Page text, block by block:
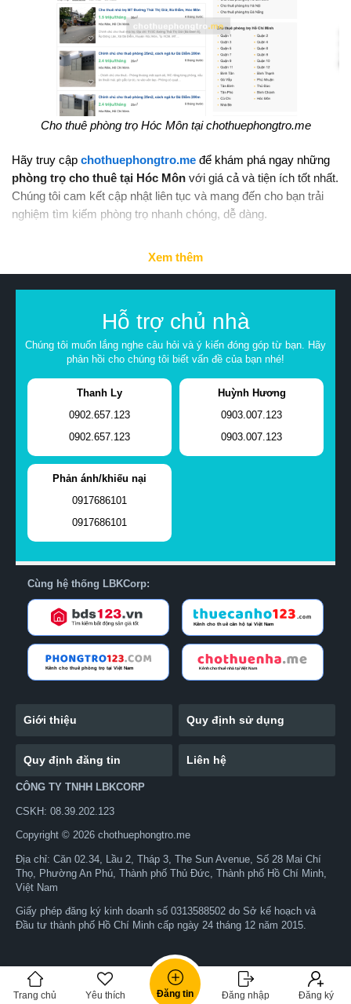
Cho thuê phòng trọ Hóc Môn tại chothuephongtro.me
Hãy truy cập chothuephongtro.me để khám phá ngay những
phòng trọ cho thuê tại Hóc Môn với giá cả và tiện ích tốt nhất.
Chúng tôi cam kết cập nhật liên tục và mang đến cho bạn trải
nghiệm tìm kiếm phòng trọ nhanh chóng, dễ dàng.
Xem thêm
Hỗ trợ chủ nhà
Chúng tôi muốn lắng nghe câu hỏi và ý kiến đóng góp từ bạn. Hãy
phản hồi cho chúng tôi biết vấn đề của bạn nhé!
Thanh Ly
0902.657.123
0902.657.123
Huỳnh Hương
0903.007.123
0903.007.123
Phản ánh/khiếu nại
0917686101
0917686101
Cùng hệ thống LBKCorp:
Giới thiệu Quy định sử dụng
Quy định đăng tin Liên hệ
CÔNG TY TNHH LBKCORP
CSKH: 08.39.202.123
Copyright © 2026 chothuephongtro.me
Địa chỉ: Căn 02.34, Lầu 2, Tháp 3, The Sun Avenue, Số 28 Mai Chí
Thọ, Phường An Phú, Thành phố Thủ Đức, Thành phố Hồ Chí Minh,
Việt Nam
Giấy phép đăng ký kinh doanh số 0313588502 do Sở kế hoạch và
Đầu tư thành phố Hồ Chí Minh cấp ngày 24 tháng 12 năm 2015.
Trang chủ Yêu thích Đăng tin Đăng nhập Đăng ký